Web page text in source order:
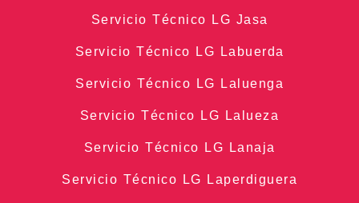
Servicio Técnico LG Jasa
Servicio Técnico LG Labuerda
Servicio Técnico LG Laluenga
Servicio Técnico LG Lalueza
Servicio Técnico LG Lanaja
Servicio Técnico LG Laperdiguera